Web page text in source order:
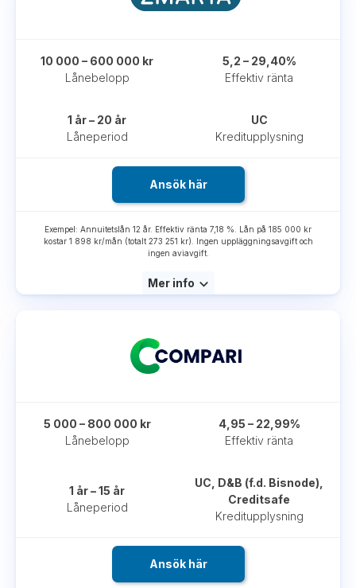
Lånebelopp
10 000 – 600 000 kr
Effektiv ränta
5,2 – 29,40%
Låneperiod
1 år – 20 år
Kreditupplysning
UC
Ansök här
Exempel: Annuitetslån 12 år. Effektiv ränta 7,18 %. Lån på 185 000 kr
kostar 1 898 kr/mån (totalt 273 251 kr). Ingen uppläggningsavgift och
ingen aviavgift.
Mer info
Lånebelopp
5 000 – 800 000 kr
Effektiv ränta
4,95 – 22,99%
Låneperiod
1 år – 15 år
Kreditupplysning
UC, D&B (f.d. Bisnode),
Creditsafe
Ansök här